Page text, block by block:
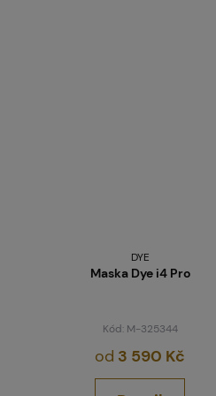
DYE
Maska Dye i4 Pro
Kód: M-325344
od 3 590 Kč